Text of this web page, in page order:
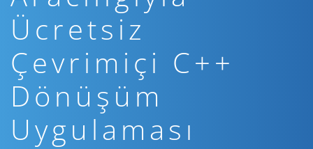
Ücretsiz
Çevrimiçi C++
Dönüşüm
Uygulaması